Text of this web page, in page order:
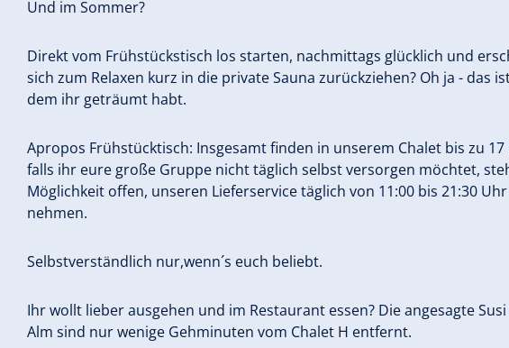
Und im Sommer?
Direkt vom Frühstückstisch los starten, nachmittags glücklich und
sich zum Relaxen kurz in die private Sauna zurückziehen? Oh ja - das
dem ihr geträumt habt.
Apropos Frühstücktisch: Insgesamt finden in unserem Chalet bis zu
falls ihr eure große Gruppe nicht täglich selbst versorgen möchtet,
Möglichkeit offen, unseren Lieferservice täglich von 11:00 bis 21:30
nehmen.
Selbstverständlich nur,wenn´s euch beliebt.
Ihr wollt lieber ausgehen und im Restaurant essen? Die angesagte
Alm sind nur wenige Gehminuten vom Chalet H entfernt.